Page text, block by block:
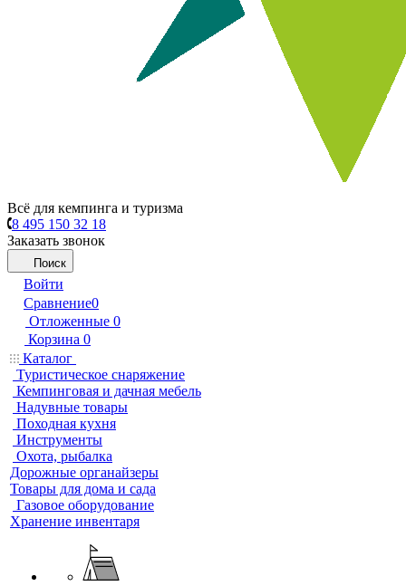
Всё для кемпинга и туризма
8 495 150 32 18
Заказать звонок
Поиск
Войти
Сравнение0
Отложенные 0
Корзина 0
Каталог
Туристическое снаряжение
Кемпинговая и дачная мебель
Надувные товары
Походная кухня
Инструменты
Охота, рыбалка
Дорожные органайзеры
Товары для дома и сада
Газовое оборудование
Хранение инвентаря